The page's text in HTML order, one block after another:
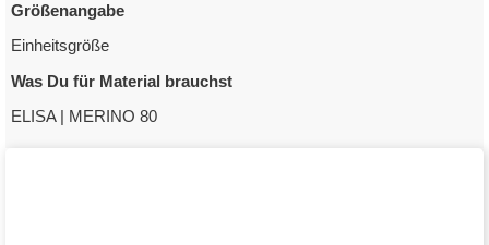
Größenangabe
Einheitsgröße
Was Du für Material brauchst
ELISA | MERINO 80